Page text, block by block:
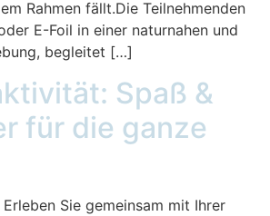
Rahmen fällt.Die Teilnehmenden
E-Foil in einer naturnahen und
begleitet […]
Spaß &
für die ganze
Sie gemeinsam mit Ihrer